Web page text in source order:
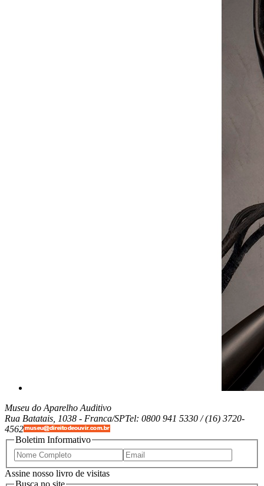
Museu do Aparelho Auditivo
Rua Batatais, 1038 - Franca/SPTel: 0800 941 5330 / (16) 3720-
4562
Boletim Informativo
Assine nosso livro de visitas
Busca no site